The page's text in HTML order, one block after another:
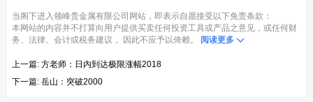
当阁下进入领峰贵金属有限公司网站，即表示自愿接受以下免责条款：
本网站的内容并不打算向用户提供买卖任何投资工具或产品之意见，或任何财
务、法律、会计或税务建议， 因此不应予以倚赖。
阅读更多
上一篇: 方老师：日内到达极限涨幅2018
下一篇: 岳山：突破2000